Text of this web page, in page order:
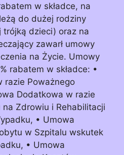
w składce, na
do dużej rodziny
trójką dzieci) oraz na
zawarł umowy
na Życie. Umowy
rabatem w składce: •
razie Poważnego
Dodatkowa w razie
na Zdrowiu i Rehabilitacji
• Umowa
w Szpitalu wskutek
• Umowa